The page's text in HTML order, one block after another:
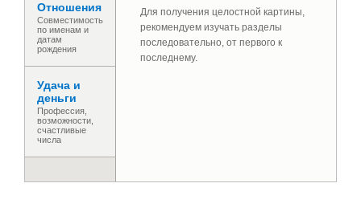
Отношения
Совместимость
по именам и
датам
рождения
Удача и
деньги
Профессия,
возможности,
счастливые
числа
Для получения целостной картины,
рекомендуем изучать разделы
последовательно, от первого к
последнему.